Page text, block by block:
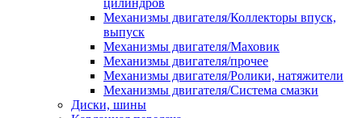
цилиндров
Механизмы двигателя/Коллекторы впуск,
выпуск
Механизмы двигателя/Маховик
Механизмы двигателя/прочее
Механизмы двигателя/Ролики, натяжители
Механизмы двигателя/Система смазки
Диски, шины